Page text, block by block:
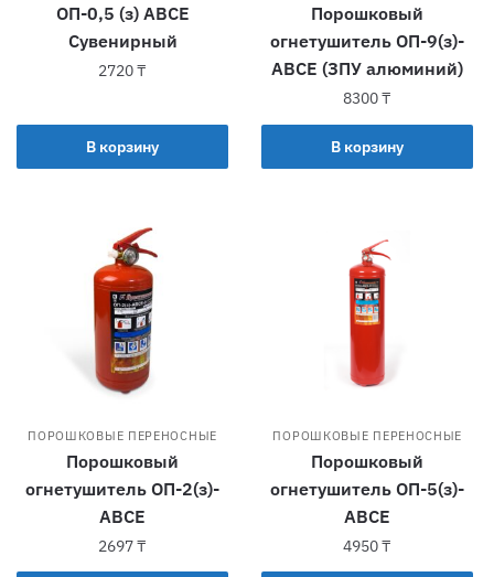
ОП-0,5 (з) АВСЕ
Сувенирный
2720₸
В корзину
Порошковый
огнетушитель ОП-9(з)-
АВСЕ (ЗПУ алюминий)
8300₸
В корзину
ПОРОШКОВЫЕ ПЕРЕНОСНЫЕ
Порошковый
огнетушитель ОП-2(з)-
АВСЕ
2697₸
ПОРОШКОВЫЕ ПЕРЕНОСНЫЕ
Порошковый
огнетушитель ОП-5(з)-
АВСЕ
4950₸